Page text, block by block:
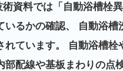
資料では「自動浴槽栓
るかの確認、 自動浴
ています。 自動浴槽
配線や基板まわりの点